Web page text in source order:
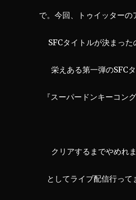
で。今回、トゥイッターの
SFCタイトルが決まっ
栄えある第一弾のSFC
『スーパードンキーコン
クリアするまでやめれ
としてライブ配信行って